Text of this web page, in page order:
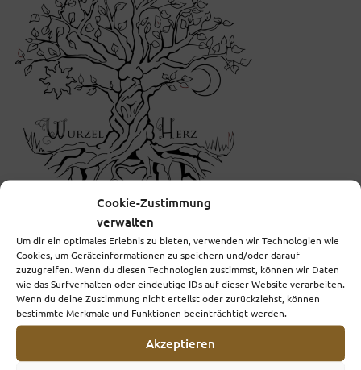
Cookie-Zustimmung
verwalten
Um dir ein optimales Erlebnis zu bieten, verwenden wir Technologien wie
Cookies, um Geräteinformationen zu speichern und/oder darauf
zuzugreifen. Wenn du diesen Technologien zustimmst, können wir Daten
wie das Surfverhalten oder eindeutige IDs auf dieser Website verarbeiten.
Wenn du deine Zustimmung nicht erteilst oder zurückziehst, können
bestimmte Merkmale und Funktionen beeinträchtigt werden.
Akzeptieren
Ich begleite dich auf deinem Weg zu dir.
Schreibe einen Kommentar
Deine E-Mail-Adresse wird nicht veröffentlicht.